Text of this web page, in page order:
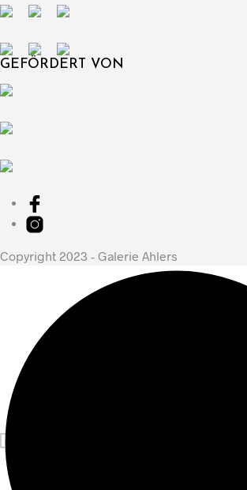
GEFÖRDERT VON
Copyright 2023 - Galerie Ahlers